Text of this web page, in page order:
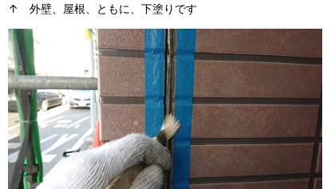
↑ 外壁、屋根、ともに、下塗りです